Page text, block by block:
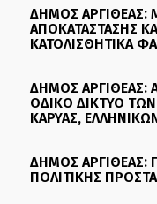
ΔΗΜΟΣ ΑΡΓΙΘΕΑΣ:
ΑΠΟΚΑΤΑΣΤΑΣΗΣ
ΚΑΤΟΛΙΣΘΗΤΙΚΑ
ΔΗΜΟΣ ΑΡΓΙΘΕΑΣ:
ΟΔΙΚΟ ΔΙΚΤΥΟ
ΚΑΡΥΑΣ,
ΔΗΜΟΣ ΑΡΓΙΘΕΑΣ:
ΠΟΛΙΤΙΚΗΣ